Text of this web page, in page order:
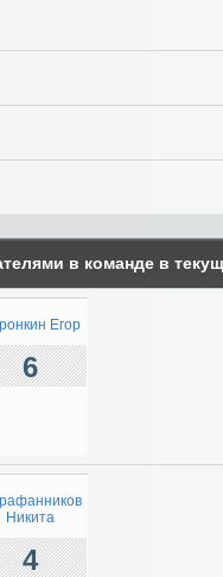
в команде в
Егор
6
Никита
4